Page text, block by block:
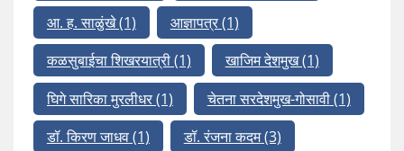
आ. ह. साळुंखे(1) आज्ञापत्र(1)
कळसुबाईचा शिखरयात्री(1) खाजिम देशमुख(1)
घिगे सारिका मुरलीधर(1) चेतना सरदेशमुख-गोसावी(1)
डॉ. किरण जाधव(1) डॉ. रंजना कदम(3)